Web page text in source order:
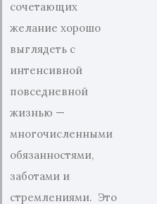
сочетающих
желание хорошо
выглядеть с
интенсивной
повседневной
жизнью —
многочисленными
обязанностями,
заботами и
стремлениями. Это